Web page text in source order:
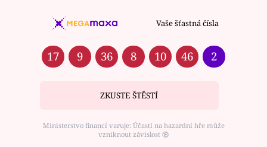
Vaše šťastná čísla
17 9 36 8 10 46 2
ZKUSTE ŠTĚSTÍ
Ministerstvo financí varuje: Účastí na hazardní hře může
vzniknout závislost ⑱